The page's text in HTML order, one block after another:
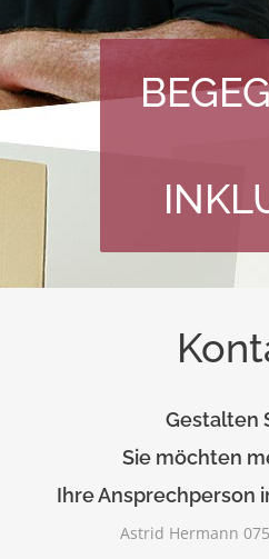
Gestalten
Sie möchten
Ihre Ansprechperson
Astrid Hermann